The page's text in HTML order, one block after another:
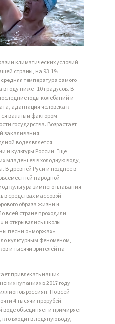
климатических условий
страны, на 93.1%
температура самого
в году ниже -10 градусов. В
годы колебаний и
адаптация человека к
важным фактором
государства. Возрастает
закаливания.
воде является
и культуры России. Еще
младенцев в холодную воду,
В древней Руси и позднее в
народной
культура зимнего плавания
в средствах массовой
образа жизни и
всей стране проходили
и открывались школы
песни о «моржах».
культурным феноменом,
и тысячи зрителей на
привлекать наших
купаниях в 2017 году
россиян. По всей
4 тысячи прорубей.
воде объединяет и примиряет
входит в ледяную воду,